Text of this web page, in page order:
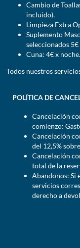
Cambio de
incluido).
Limpieza Extra
Suplemento
seleccionados
Cuna: 4€ x
Todos nuestros
POLÍTICA DE
Cancelación
comienzo:
Cancelación
del 12,5%
Cancelación
total de la
Abandonos: Si
servicios
derecho a